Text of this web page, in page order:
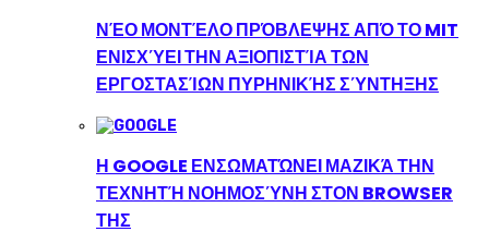
ΝΈΟ ΜΟΝΤΈΛΟ ΠΡΌΒΛΕΨΗΣ ΑΠΌ ΤΟ MIT
ΕΝΙΣΧΎΕΙ ΤΗΝ ΑΞΙΟΠΙΣΤΊΑ ΤΩΝ
ΕΡΓΟΣΤΑΣΊΩΝ ΠΥΡΗΝΙΚΉΣ ΣΎΝΤΗΞΗΣ
Η GOOGLE ΕΝΣΩΜΑΤΏΝΕΙ ΜΑΖΙΚΆ ΤΗΝ
ΤΕΧΝΗΤΉ ΝΟΗΜΟΣΎΝΗ ΣΤΟΝ BROWSER
ΤΗΣ